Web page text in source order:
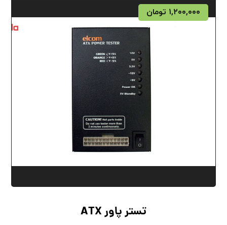
تستر پاور ATX
۱,۲۰۰,۰۰۰ تومان